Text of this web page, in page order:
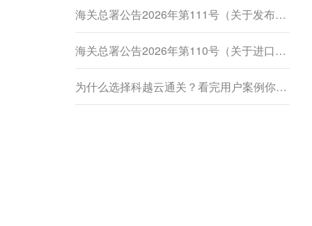
海关总署公告2026年第111号（关于发布《进出境动植物检疫处理监督管理工作规定》《进出境卫生处理监督管理工作规定》的公告）
海关总署公告2026年第110号（关于进口柬埔寨鲜食菠萝蜜植物检疫要求的公告）
为什么选择科越云通关？看完用户案例你就懂了